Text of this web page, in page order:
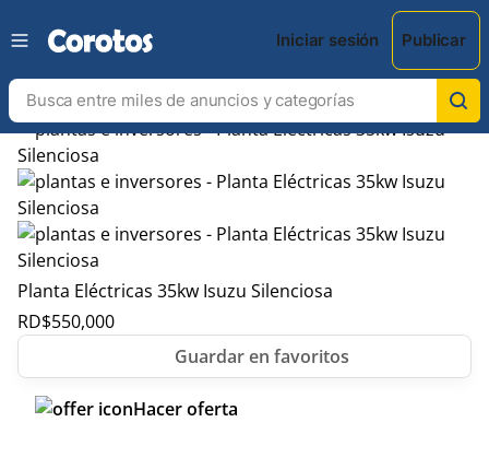
Iniciar sesión Publicar
Planta Eléctricas 35kw Isuzu Silenciosa
RD$550,000
Hacer oferta